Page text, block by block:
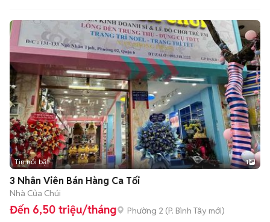
Tin nổi bật 1
3 Nhân Viên Bán Hàng Ca Tối
Nhà Của Chúi
Đến 6,50 triệu/tháng Phường 2 (P. Bình Tây mới)